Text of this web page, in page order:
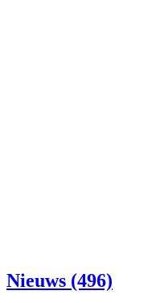
Nieuws (496)